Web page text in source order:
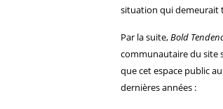
situation qui demeurait
Par la suite,Bold
communautaire du site
que cet espace public
dernières années :